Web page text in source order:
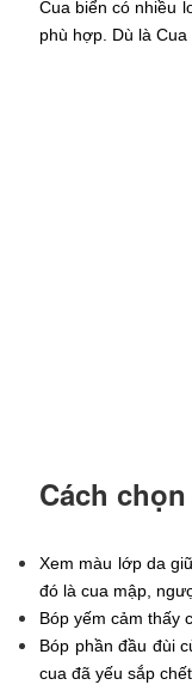
Cua biển có nhiều
phù hợp. Dù là
Cách
Xem màu lớp da
đó là cua mập,
Bóp yếm cảm thấy
Bóp phần đầu đùi
cua đã yếu sắp chết.